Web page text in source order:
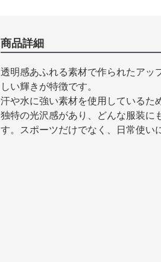
商品詳細
透明感あふれる素材で作られたアッ
しい輝きが特徴です。
汗や水に強い素材を使用しているた
独特の光沢感があり、どんな服装に
す。スポーツだけでなく、日常使い